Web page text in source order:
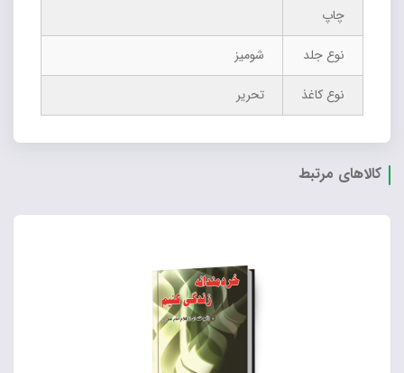
چاپ
نوع جلد
شومیز
نوع کاغذ
تحریر
کالاهای مرتبط